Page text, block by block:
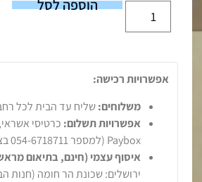
הוספה לסל
אפשרויות רכישה:
משלוחים:שליח עד הבית לכל רחבי הארץ ב-39 ש"ח
אפשרויות תשלום:
Paybox (למספר 054-6718711 בצירוף מספר הזמנה).
איסוף עצמי (חינם, בתיאום
ירושלים: שכונת הר חומה (חנות